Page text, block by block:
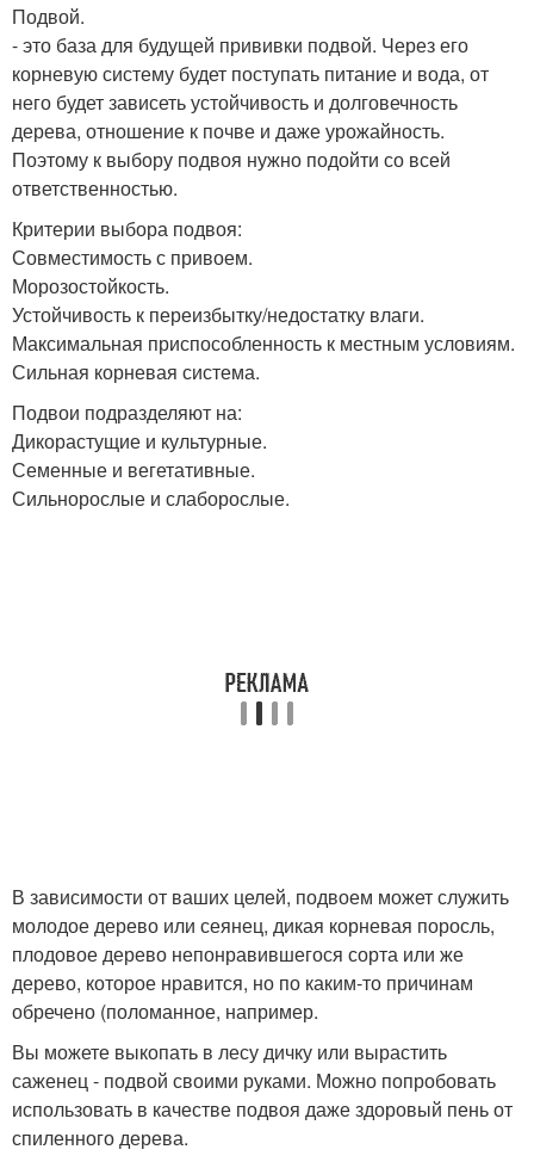
Подвой.
- это база для будущей прививки подвой. Через его
корневую систему будет поступать питание и вода, от
него будет зависеть устойчивость и долговечность
дерева, отношение к почве и даже урожайность.
Поэтому к выбору подвоя нужно подойти со всей
ответственностью.
Критерии выбора подвоя:
Совместимость с привоем.
Морозостойкость.
Устойчивость к переизбытку/недостатку влаги.
Максимальная приспособленность к местным условиям.
Сильная корневая система.
Подвои подразделяют на:
Дикорастущие и культурные.
Семенные и вегетативные.
Сильнорослые и слаборослые.
В зависимости от ваших целей, подвоем может служить
молодое дерево или сеянец, дикая корневая поросль,
плодовое дерево непонравившегося сорта или же
дерево, которое нравится, но по каким-то причинам
обречено (поломанное, например.
Вы можете выкопать в лесу дичку или вырастить
саженец - подвой своими руками. Можно попробовать
использовать в качестве подвоя даже здоровый пень от
спиленного дерева.